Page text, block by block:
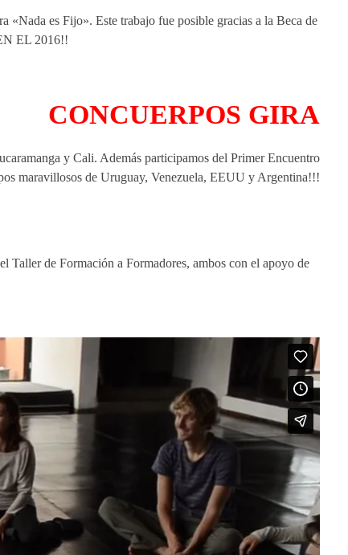
es Fijo». Este trabajo fue posible gracias a la Beca de
EL 2016!!
CONCUERPOS GIRA
y Cali. Además participamos del Primer Encuentro
maravillosos de Uruguay, Venezuela, EEUU y Argentina!!!
Taller de Formación a Formadores, ambos con el apoyo de